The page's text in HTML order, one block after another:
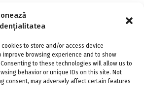
to store and/or access device
improve browsing experience and to show
to these technologies will allow us to
behavior or unique IDs on this site. Not
consent, may adversely affect certain features
Token